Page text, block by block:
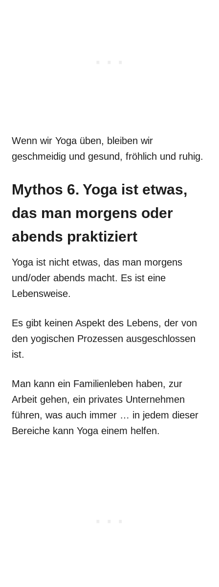
Wenn wir Yoga üben, bleiben wir
geschmeidig und gesund, fröhlich und ruhig.
Mythos 6. Yoga ist etwas,
das man morgens oder
abends praktiziert
Yoga ist nicht etwas, das man morgens
und/oder abends macht. Es ist eine
Lebensweise.
Es gibt keinen Aspekt des Lebens, der von
den yogischen Prozessen ausgeschlossen
ist.
Man kann ein Familienleben haben, zur
Arbeit gehen, ein privates Unternehmen
führen, was auch immer … in jedem dieser
Bereiche kann Yoga einem helfen.